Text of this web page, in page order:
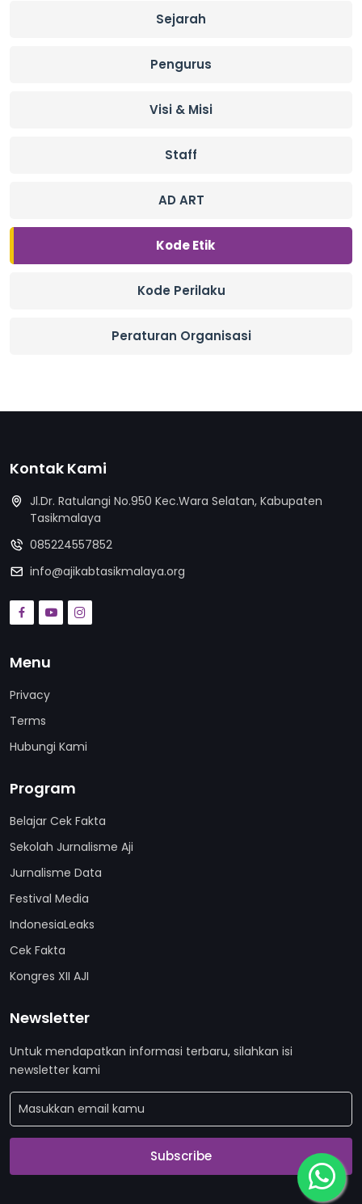
Sejarah
Pengurus
Visi & Misi
Staff
AD ART
Kode Etik
Kode Perilaku
Peraturan Organisasi
Kontak Kami
Jl.Dr. Ratulangi No.950 Kec.Wara Selatan, Kabupaten
Tasikmalaya
085224557852
info@ajikabtasikmalaya.org
Menu
Privacy
Terms
Hubungi Kami
Program
Belajar Cek Fakta
Sekolah Jurnalisme Aji
Jurnalisme Data
Festival Media
IndonesiaLeaks
Cek Fakta
Kongres XII AJI
Newsletter
Untuk mendapatkan informasi terbaru, silahkan isi
newsletter kami
Subscribe